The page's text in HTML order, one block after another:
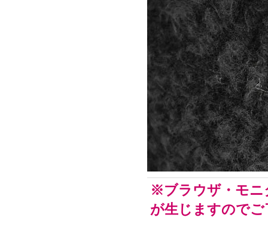
※ブラウザ・モニ
が生じますので